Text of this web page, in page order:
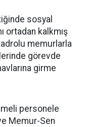
sosyal
ortadan kalkmış
memurlarla
görevde
girme
personele
Memur-Sen